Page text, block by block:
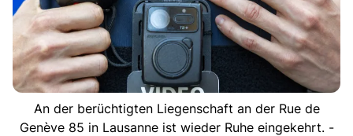
An der berüchtigten Liegenschaft an der Rue de
Genève 85 in Lausanne ist wieder Ruhe eingekehrt. -